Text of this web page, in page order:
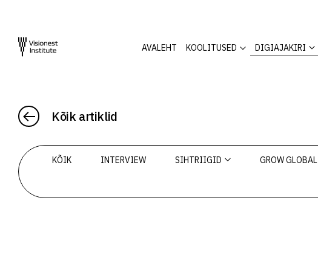
AVALEHT KOOLITUSED DIGIAJAKIRI
Kõik artiklid
KÕIK INTERVIEW SIHTRIIGID GROW GLOBAL